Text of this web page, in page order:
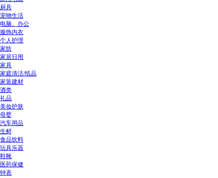
厨具
宠物生活
电脑、办公
服饰内衣
个人护理
家纺
家居日用
家具
家庭清洁/纸品
家装建材
酒类
礼品
美妆护肤
母婴
汽车用品
生鲜
食品饮料
玩具乐器
鞋靴
医药保健
钟表